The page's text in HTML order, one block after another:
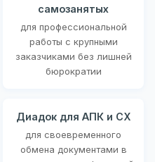
самозанятых
для профессиональной
работы с крупными
заказчиками без лишней
бюрократии
Диадок для АПК и СХ
для своевременного
обмена документами в